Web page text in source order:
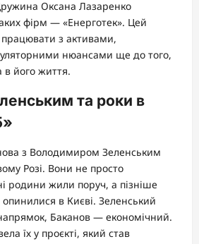
Оксана Лазаренко
фірм — «Енерготек». Цей
працювати з активами,
нюансами ще до того,
в його життя.
та роки в
з Володимиром Зеленським
Розі. Вони не просто
родини жили поруч, а пізніше
в Києві. Зеленський
Баканов — економічний.
їх у проєкті, який став